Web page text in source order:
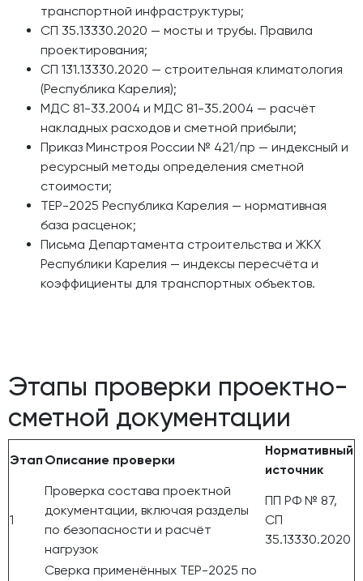
транспортной инфраструктуры;
СП 35.13330.2020 — мосты и трубы. Правила
проектирования;
СП 131.13330.2020 — строительная климатология
(Республика Карелия);
МДС 81-33.2004 и МДС 81-35.2004 — расчёт
накладных расходов и сметной прибыли;
Приказ Минстроя России № 421/пр — индексный и
ресурсный методы определения сметной
стоимости;
ТЕР-2025 Республика Карелия — нормативная
база расценок;
Письма Департамента строительства и ЖКХ
Республики Карелия — индексы пересчёта и
коэффициенты для транспортных объектов.
Этапы проверки проектно-
сметной документации
Этап Описание проверки
Нормативный
источник
1
Проверка состава проектной
документации, включая разделы
по безопасности и расчёт
нагрузок
ПП РФ № 87,
СП
35.13330.2020
Сверка применённых ТЕР-2025 по